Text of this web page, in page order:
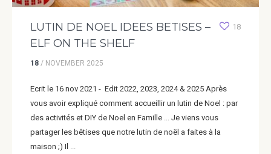
LUTIN DE NOEL IDEES BETISES –
ELF ON THE SHELF
18
18 / NOVEMBER 2025
Ecrit le 16 nov 2021 - Edit 2022, 2023, 2024 & 2025 Après
vous avoir expliqué comment accueillir un lutin de Noel : par
des activités et DIY de Noel en Famille ... Je viens vous
partager les bêtises que notre lutin de noël a faites à la
maison ;) Il ...